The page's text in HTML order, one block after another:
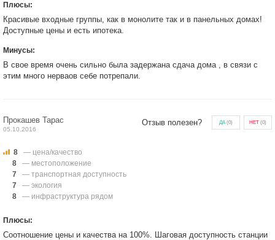
Плюсы:
Красивые входные группы, как в монолите так и в панельных домах!
Доступные цены и есть ипотека.
Минусы:
В свое время очень сильно была задержана сдача дома , в связи с
этим много нерваов себе потрепали.
Прокашев Тарас
05.10.2016
Отзыв полезен? ДА(0) НЕТ (0)
8
— цена/качество
8
— местоположение
7
— транспортная доступность
7
— экология
8
— инфраструктура рядом
Плюсы:
Соотношение цены и качества на 100%. Шаговая доступность станции